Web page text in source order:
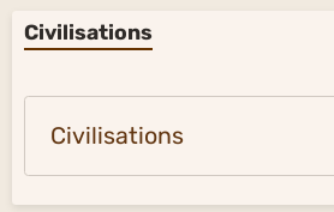
Civilisations
Civilisations